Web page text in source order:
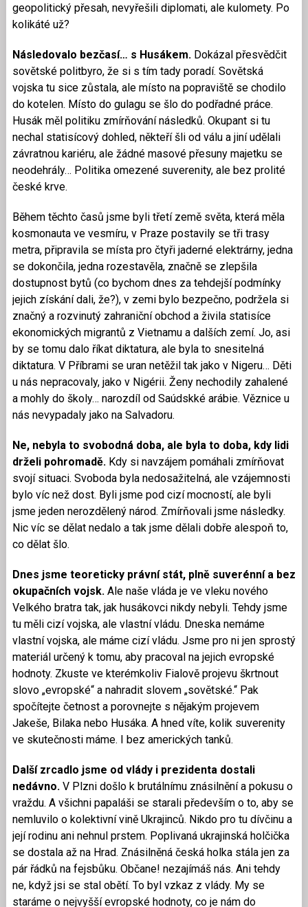
geopolitický přesah, nevyřešili diplomati, ale kulomety. Po
kolikáté už?
Následovalo bezčasí… s Husákem. Dokázal přesvědčit
sovětské politbyro, že si s tím tady poradí. Sovětská
vojska tu sice zůstala, ale místo na popraviště se chodilo
do kotelen. Místo do gulagu se šlo do podřadné práce.
Husák měl politiku zmírňování následků. Okupant si tu
nechal statisícový dohled, někteří šli od válu a jiní udělali
závratnou kariéru, ale žádné masové přesuny majetku se
neodehrály… Politika omezené suverenity, ale bez prolité
české krve.
Během těchto časů jsme byli třetí země světa, která měla
kosmonauta ve vesmíru, v Praze postavily se tři trasy
metra, připravila se místa pro čtyři jaderné elektrárny, jedna
se dokončila, jedna rozestavěla, značně se zlepšila
dostupnost bytů (co bychom dnes za tehdejší podmínky
jejich získání dali, že?), v zemi bylo bezpečno, podržela si
značný a rozvinutý zahraniční obchod a živila statisíce
ekonomických migrantů z Vietnamu a dalších zemí. Jo, asi
by se tomu dalo říkat diktatura, ale byla to snesitelná
diktatura. V Příbrami se uran netěžil tak jako v Nigeru… Děti
u nás nepracovaly, jako v Nigérii. Ženy nechodily zahalené
a mohly do školy… narozdíl od Saúdskké arábie. Věznice u
nás nevypadaly jako na Salvadoru.
Ne, nebyla to svobodná doba, ale byla to doba, kdy lidi
drželi pohromadě. Kdy si navzájem pomáhali zmírňovat
svojí situaci. Svoboda byla nedosažitelná, ale vzájemnosti
bylo víc než dost. Byli jsme pod cizí mocností, ale byli
jsme jeden nerozdělený národ. Zmírňovali jsme následky.
Nic víc se dělat nedalo a tak jsme dělali dobře alespoň to,
co dělat šlo.
Dnes jsme teoreticky právní stát, plně suverénní a bez
okupačních vojsk. Ale naše vláda je ve vleku nového
Velkého bratra tak, jak husákovci nikdy nebyli. Tehdy jsme
tu měli cizí vojska, ale vlastní vládu. Dneska nemáme
vlastní vojska, ale máme cizí vládu. Jsme pro ni jen sprostý
materiál určený k tomu, aby pracoval na jejich evropské
hodnoty. Zkuste ve kterémkoliv Fialově projevu škrtnout
slovo „evropské“ a nahradit slovem „sovětské.“ Pak
spočítejte četnost a porovnejte s nějakým projevem
Jakeše, Bilaka nebo Husáka. A hned víte, kolik suverenity
ve skutečnosti máme. I bez amerických tanků.
Další zrcadlo jsme od vlády i prezidenta dostali
nedávno. V Plzni došlo k brutálnímu znásilnění a pokusu o
vraždu. A všichni papaláši se starali především o to, aby se
nemluvilo o kolektivní vině Ukrajinců. Nikdo pro tu dívčinu a
její rodinu ani nehnul prstem. Poplivaná ukrajinská holčička
se dostala až na Hrad. Znásilněná česká holka stála jen za
pár řádků na fejsbůku. Občane! nezajímáš nás. Ani tehdy
ne, když jsi se stal obětí. To byl vzkaz z vlády. My se
staráme o nejvyšší evropské hodnoty, co je nám do